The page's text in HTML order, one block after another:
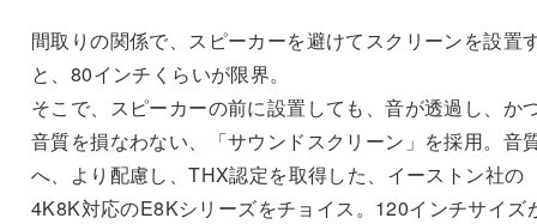
間取りの関係で、スピーカーを避けてスクリーンを設置
と、80インチくらいが限界。
そこで、スピーカーの前に設置しても、音が透過し、か
音質を損なわない、「サウンドスクリーン」を採用。音
へ、より配慮し、THX認定を取得した、イーストン社の
4K8K対応のE8Kシリーズをチョイス。120インチサイズ